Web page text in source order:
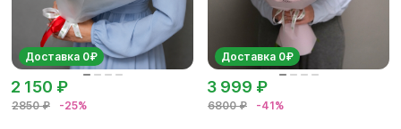
Доставка 0₽
2850 ₽ -25%
2 150 ₽
Доставка 0₽
6800 ₽ -41%
3 999 ₽